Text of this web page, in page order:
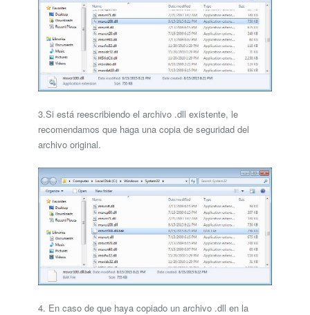
3.Si está reescribiendo el archivo .dll existente, le
recomendamos que haga una copia de seguridad del
archivo original.
4. En caso de que haya copiado un archivo .dll en la